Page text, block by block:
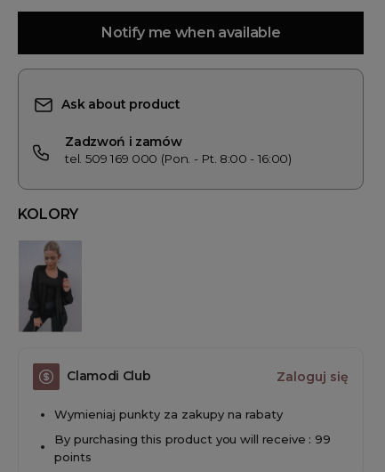
Notify me when available
Ask about product
Zadzwoń i zamów
tel. 509 169 000 (Pon. - Pt. 8:00 - 16:00)
KOLORY
Clamodi Club Zaloguj się
Wymieniaj punkty za zakupy na rabaty
By purchasing this product you will receive : 99
points